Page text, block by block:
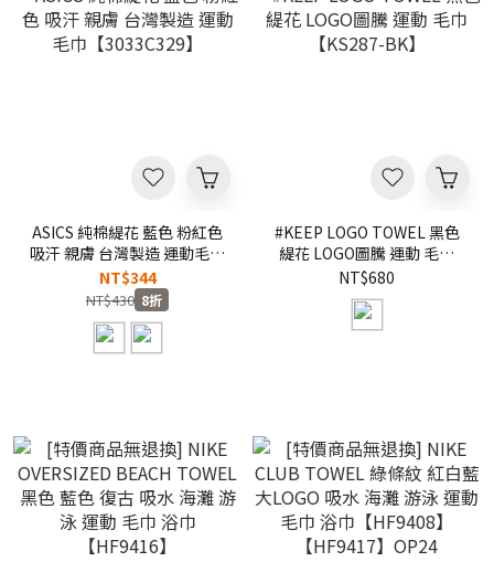
ASICS 純棉緹花 藍色 粉紅色
吸汗 親膚 台灣製造 運動毛巾
【3033C329】
NT$344
NT$430 8折
#KEEP LOGO TOWEL 黑色
緹花 LOGO圖騰 運動 毛巾
【KS287-BK】
NT$680